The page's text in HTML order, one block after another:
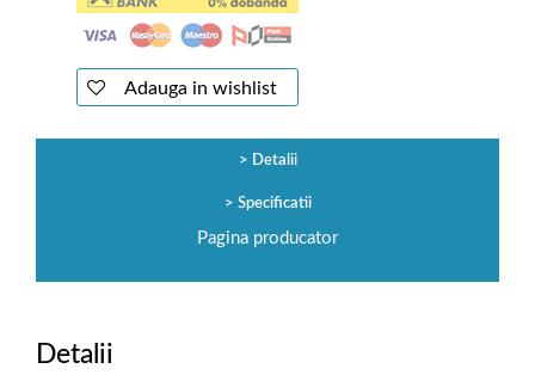
Adauga in wishlist
Detalii
Specificatii
Pagina producator
Detalii